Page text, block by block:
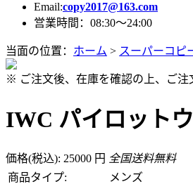
Email:copy2017@163.com
営業時間：08:30～24:00
当面の位置： ホーム > スーパーコピ
※ ご注文後、在庫を確認の上、ご注
IWC パイロット
価格(税込): 25000 円 全国送料無料
商品タイプ:
メンズ